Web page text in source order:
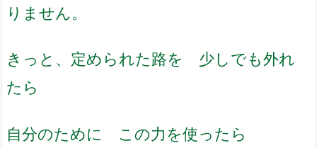
りません。
きっと、定められた路を 少しでも外れ
たら
自分のために この力を使ったら